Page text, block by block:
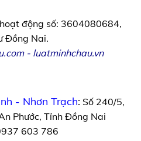
động số: 3604080684,
Đồng Nai.
- luatminhchau.vn
- Nhơn Trạch: Số 240/5,
Phước, Tỉnh Đồng Nai
603 786